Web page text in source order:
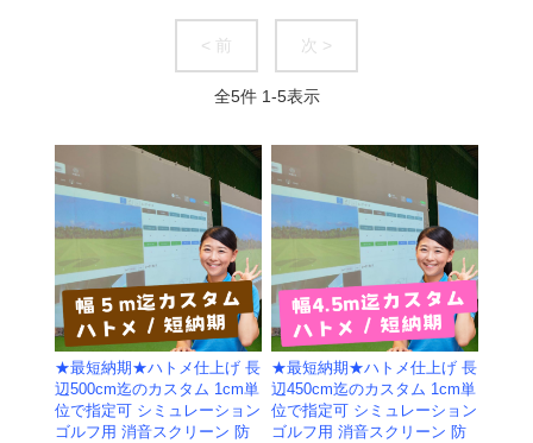
< 前 次 >
全5件 1-5表示
★最短納期★ハトメ仕上げ 長
辺500cm迄のカスタム 1cm単
位で指定可 シミュレーション
ゴルフ用 消音スクリーン 防
★最短納期★ハトメ仕上げ 長
辺450cm迄のカスタム 1cm単
位で指定可 シミュレーション
ゴルフ用 消音スクリーン 防